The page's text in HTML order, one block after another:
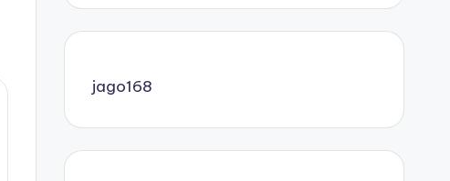
jago168